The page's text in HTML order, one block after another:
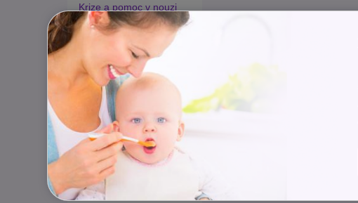
Krize a pomoc v nouzi
Paliativní péče
Rady a tipy
Harmonie duše a těla
Zaměstnávání osob ze
zdravotním postižením
Lázeňství a wellness
Zdravé spaní a sezení
Zdravé obutí